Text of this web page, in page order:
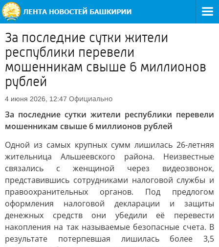
За последние сутки жители
республики перевели
мошенникам свыше 6 миллионов
рублей
4 июня 2026, 12:47 Официально
За последние сутки жители республики перевели
мошенникам свыше 6 миллионов рублей
Одной из самых крупных сумм лишилась 26-летняя
жительница Альшеевского района. Неизвестные
связались с женщиной через видеозвонок,
представившись сотрудниками налоговой службы и
правоохранительных органов. Под предлогом
оформления налоговой декларации и защиты
денежных средств они убедили её перевести
накопления на так называемые безопасные счета. В
результате потерпевшая лишилась более 3,5